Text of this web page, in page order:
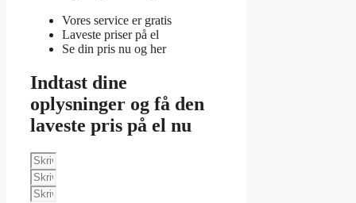
Vores service er gratis
Laveste priser på el
Se din pris nu og her
Indtast dine
oplysninger og få den
laveste pris på el nu